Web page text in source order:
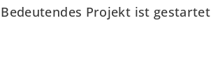
Bedeutendes Projekt ist gestartet